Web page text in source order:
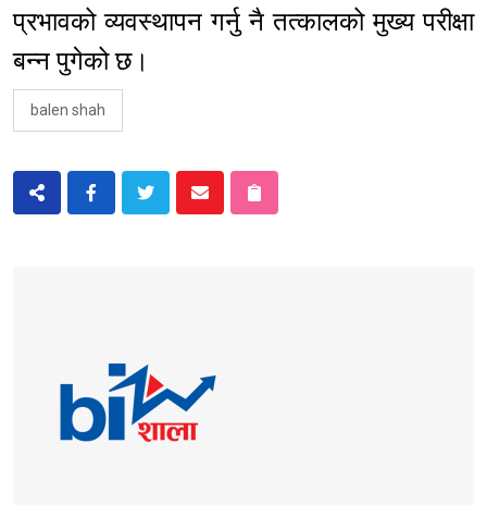
प्रभावको व्यवस्थापन गर्नु नै तत्कालको मुख्य परीक्षा
बन्न पुगेको छ।
balen shah